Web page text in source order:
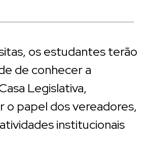
os estudantes terão
de conhecer a
Legislativa,
o papel dos vereadores,
institucionais